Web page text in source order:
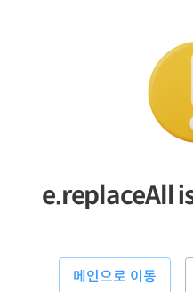
e.replaceAll
메인으로 이동